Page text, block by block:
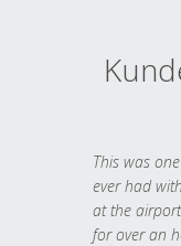
This was
ever had
at the
for over an